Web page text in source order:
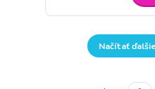
Načítať